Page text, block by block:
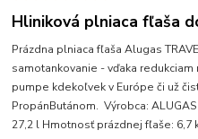
Hliniková plniaca fľaša
Prázdna plniaca fľaša Alugas
samotankovanie - vďaka
pumpe kdekoľvek v Európe či už
PropánButánom. Výrobca:
27,2 l Hmotnosť prázdnej fľaše: 6,7